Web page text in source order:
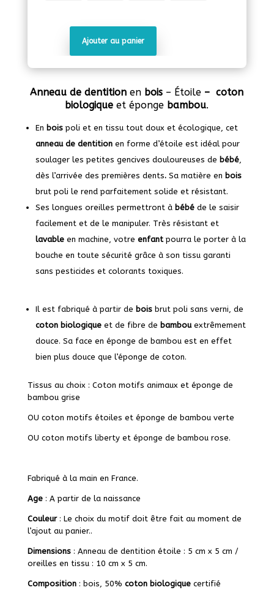
Anneau
dentition
-
Étoile
Ajouter au panier
Anneau de dentitionen bois – Étoile – coton
biologique et éponge bambou.
En boispoli et en tissu tout doux et écologique, cet
anneau de dentitionen forme d’étoile est idéal pour
soulager les petites gencives douloureuses de bébé,
dès l’arrivée des premières dents. Sa matière en bois
brut poli le rend parfaitement solide et résistant.
Ses longues oreilles permettront à bébéde le saisir
facilement et de le manipuler. Très résistant et
lavableen machine, votre enfantpourra le porter à la
bouche en toute sécurité grâce à son tissu garanti
sans pesticides et colorants toxiques.
Il est fabriqué à partir de boisbrut poli sans verni, de
coton biologique et de fibre de bambouextrêmement
douce. Sa face en éponge de bambou est en effet
bien plus douce que l’éponge de coton.
Tissus au choix : Coton motifs animaux et éponge de
bambou grise
OU coton motifs étoiles et éponge de bambou verte
OU coton motifs liberty et éponge de bambou rose.
Fabriqué à la main en France.
Age: A partir de la naissance
Couleur: Le choix du motif doit être fait au moment de
l’ajout au panier..
Dimensions: Anneau de dentition étoile : 5 cm x 5 cm /
oreilles en tissu : 10 cm x 5 cm.
Composition: bois, 50% coton biologiquecertifié